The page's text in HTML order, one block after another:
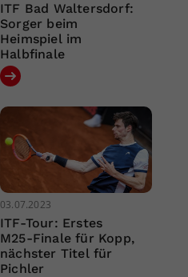
ITF Bad Waltersdorf:
Sorger beim
Heimspiel im
Halbfinale
03.07.2023
ITF-Tour: Erstes
M25-Finale für Kopp,
nächster Titel für
Pichler